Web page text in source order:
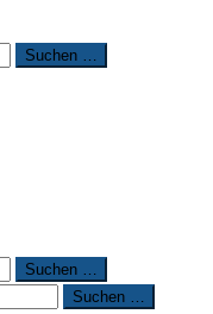
Suchen …
Suchen …
Suchen …